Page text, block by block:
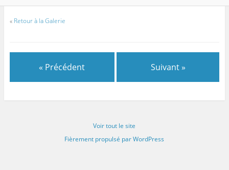
« Retour à la Galerie
« Précédent Suivant »
Voir tout le site
Fièrement propulsé par WordPress